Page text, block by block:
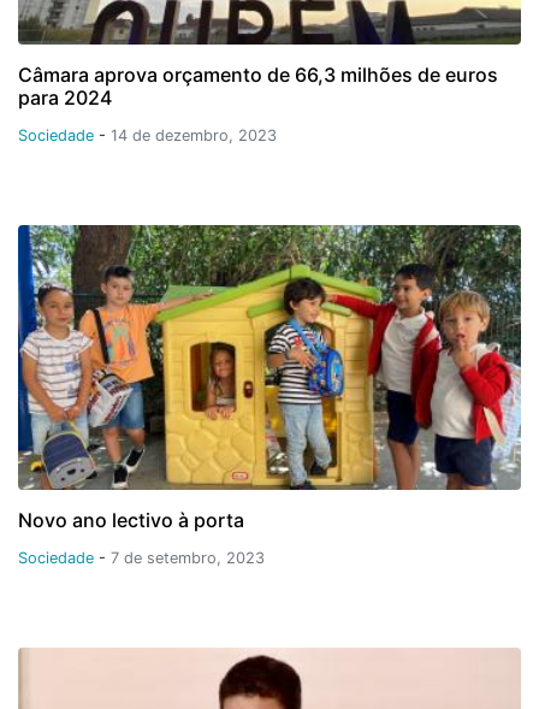
Câmara aprova orçamento de 66,3 milhões de euros
para 2024
Sociedade - 14 de dezembro, 2023
Novo ano lectivo à porta
Sociedade - 7 de setembro, 2023